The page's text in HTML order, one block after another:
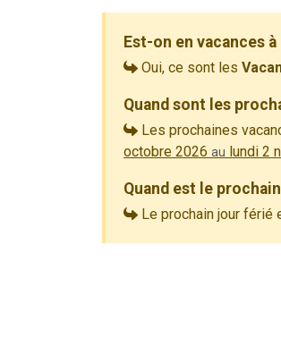
Est-on en vacances
Oui, ce sont les
Quand sont les
Les prochaines
octobre 2026 au lundi 2
Quand est le
Le prochain jour férié